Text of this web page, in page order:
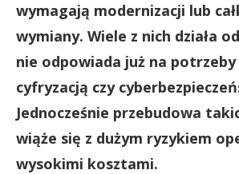
wymagają modernizacji lub
wymiany. Wiele z nich działa
nie odpowiada już na potrzeby
cyfryzacją czy
Jednocześnie przebudowa
wiąże się z dużym ryzykiem
wysokimi kosztami.